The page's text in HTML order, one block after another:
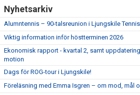
Nyhetsarkiv
Alumntennis – 90-talsreunion i Ljungskile
Viktig information inför höstterminen 2026
Ekonomisk rapport - kvartal 2, samt
motion
Dags för ROG-tour i Ljungskile!
Föreläsning med Emma Isgren – om mod, mål